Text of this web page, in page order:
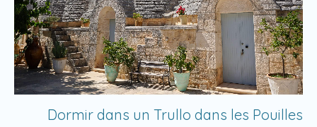
Dormir dans un Trullo dans les Pouilles